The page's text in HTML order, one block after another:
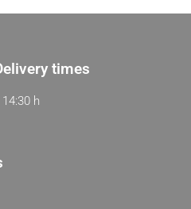
times
h